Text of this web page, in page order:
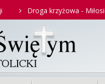
krzyżowa - Miłosierne oczy